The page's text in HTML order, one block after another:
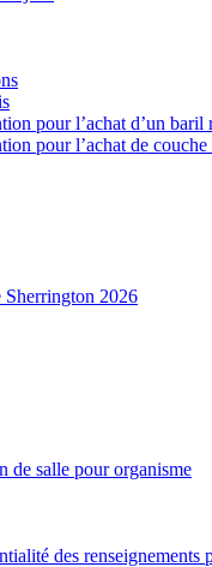
pour l’achat d’un baril
pour l’achat de
Sherrington 2026
de salle pour organisme
des renseignements